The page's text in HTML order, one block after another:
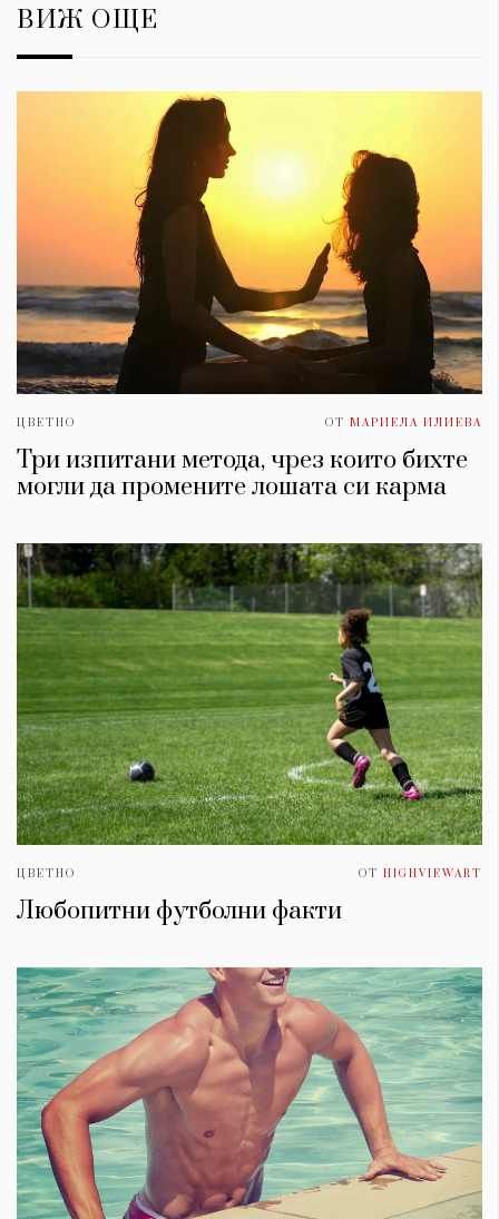
ВИЖ ОЩЕ
ЦВЕТНО ОТ МАРИЕЛА ИЛИЕВА
Три изпитани метода, чрез които бихте
могли да промените лошата си карма
ЦВЕТНО ОТ HIGHVIEWART
Любопитни футболни факти